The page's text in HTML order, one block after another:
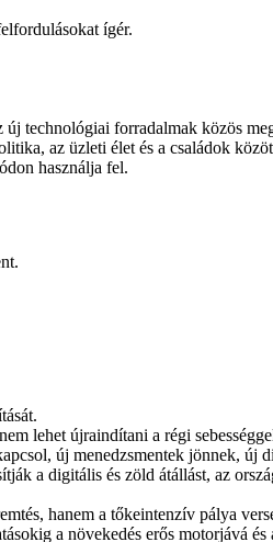
ígér.
technológiai forradalmak közös
az üzleti élet és a családok
használja fel.
lehet újraindítani a régi
új menedzsmentek jönnek, új
a digitális és zöld átállást, az
hanem a tőkeintenzív pálya
a növekedés erős motorjává